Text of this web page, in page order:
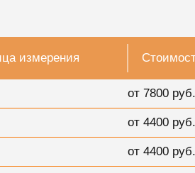
измерения
от 7800 руб.
от 4400 руб.
от 4400 руб.